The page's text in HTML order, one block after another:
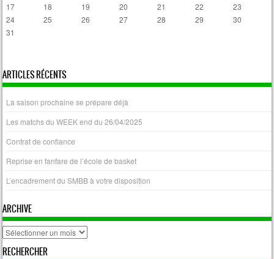
17
18 19 20 21 22
23
24
25 26 27 28 29
30
31
ARTICLES RÉCENTS
La saison prochaine se prépare déjà
Les matchs du WEEK end du 26/04/2025
Contrat de confiance
Reprise en fanfare de l’école de basket
L’encadrement du SMBB à votre disposition
ARCHIVE
archive
RECHERCHER